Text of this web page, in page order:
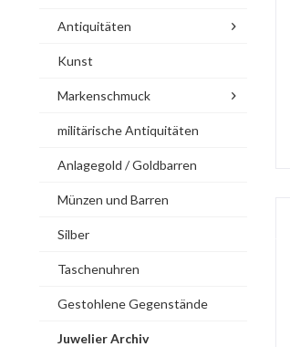
Antiquitäten
Kunst
Markenschmuck
militärische Antiquitäten
Anlagegold / Goldbarren
Münzen und Barren
Silber
Taschenuhren
Gestohlene Gegenstände
Juwelier Archiv